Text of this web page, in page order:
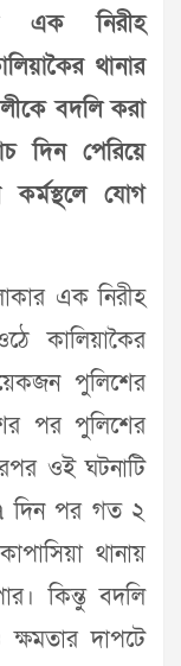
এক নিরীহ
থানার
বদলি করা
দিন পেরিয়ে
যোগ
এক নিরীহ
কালিয়াকৈর
পুলিশের
পর পুলিশের
ওই ঘটনাটি
দিন পর গত ২
থানায়
কিন্তু বদলি
দাপটে